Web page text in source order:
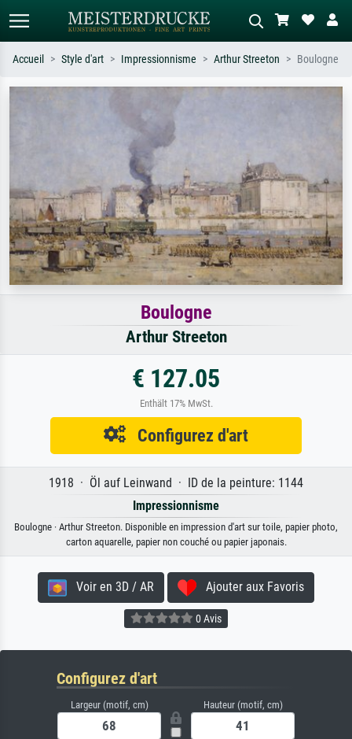
Recherche standard Recherche d'images IA
ex. Monet, Nuit étoilée,
impressionnisme, vague de Hokusai,
tableau sombre, nu debout près d'un
arbre.
Accueil Style d'art Impressionnisme Arthur Streeton Boulogne
Boulogne
Arthur Streeton
€ 127.05
Enthält 17% MwSt.
Configurez d'art
1918 · Öl auf Leinwand · ID de la peinture: 1144
Impressionnisme
Boulogne · Arthur Streeton. Disponible en impression d'art sur toile, papier photo,
carton aquarelle, papier non couché ou papier japonais.
Voir en 3D / AR Ajouter aux Favoris
0 Avis
Configurez d'art
Largeur (motif, cm) Hauteur (motif, cm)